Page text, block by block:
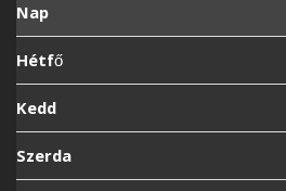
Nap
Hétfő
Kedd
Szerda